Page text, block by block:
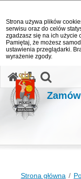
Strona używa plików
serwisu oraz do celów
zgadzasz się na ich użycie
Pamiętaj, że możesz
ustawienia przeglądarki.
wyrażenie zgody.
Strona główna